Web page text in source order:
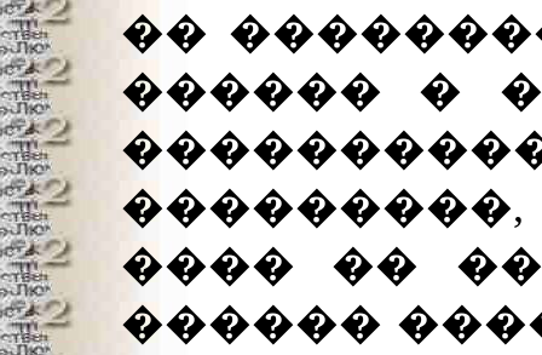
��
������ �
���� ��
������